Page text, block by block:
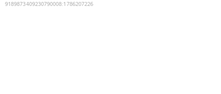
9189873409230790008:1786207226